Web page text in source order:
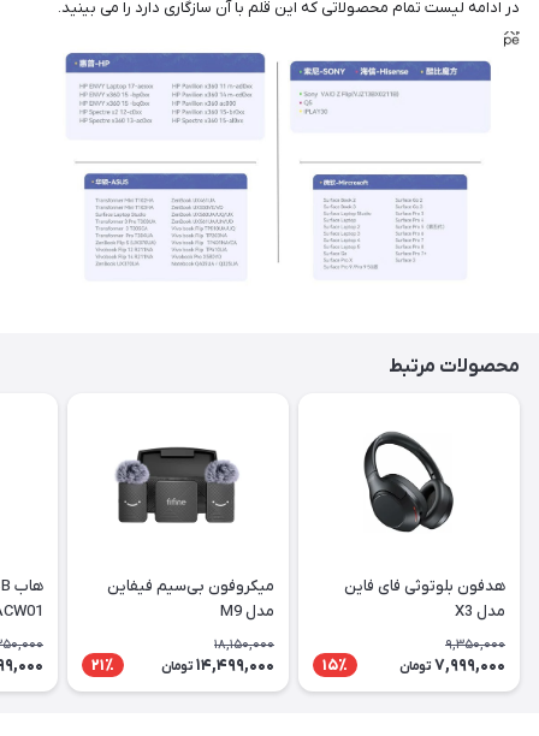
در ادامه لیست تمام محصولاتی که این قلم با آن سازگاری دارد را می بینید.
محصولات مرتبط
هدفون بلوتوثی فای فاین
مدل X3
9,350,000
7,999,000 تومان 15٪
میکروفون بی‌سیم فیفاین
مدل M9
18,150,000
14,499,000 تومان 21٪